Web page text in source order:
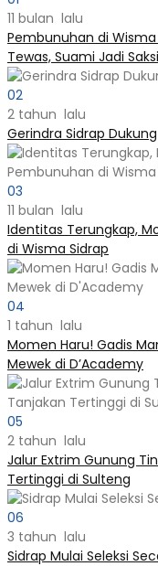
11 bulan lalu
Pembunuhan di
Tewas, Suami Jadi
02
2 tahun lalu
Gerindra Sidrap
03
11 bulan lalu
Identitas Terungkap,
di Wisma Sidrap
04
1 tahun lalu
Momen Haru! Gadis
Mewek di D’Academy​
05
2 tahun lalu
Jalur Extrim Gunung
Tertinggi di Sulteng
06
3 tahun lalu
Sidrap Mulai Seleksi